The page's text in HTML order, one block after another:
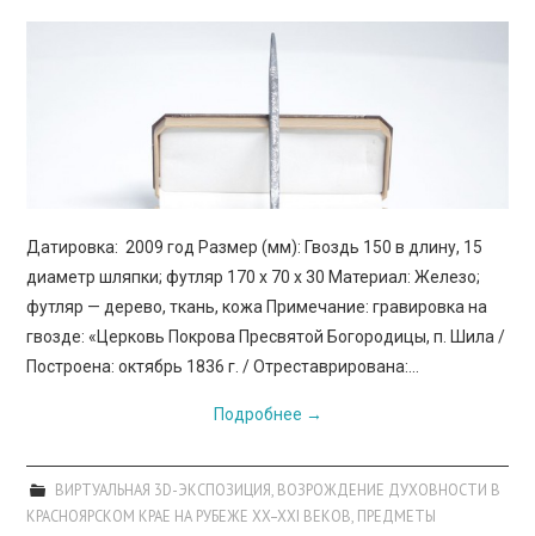
Датировка: 2009 год Размер (мм): Гвоздь 150 в длину, 15
диаметр шляпки; футляр 170 х 70 х 30 Материал: Железо;
футляр — дерево, ткань, кожа Примечание: гравировка на
гвозде: «Церковь Покрова Пресвятой Богородицы, п. Шила /
Построена: октябрь 1836 г. / Отреставрирована:…
Подробнее →
ВИРТУАЛЬНАЯ 3D-ЭКСПОЗИЦИЯ, ВОЗРОЖДЕНИЕ ДУХОВНОСТИ В
КРАСНОЯРСКОМ КРАЕ НА РУБЕЖЕ XX–XXI ВЕКОВ, ПРЕДМЕТЫ